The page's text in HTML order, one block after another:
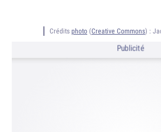
Crédits photo (Creative Commons) :
Publicité